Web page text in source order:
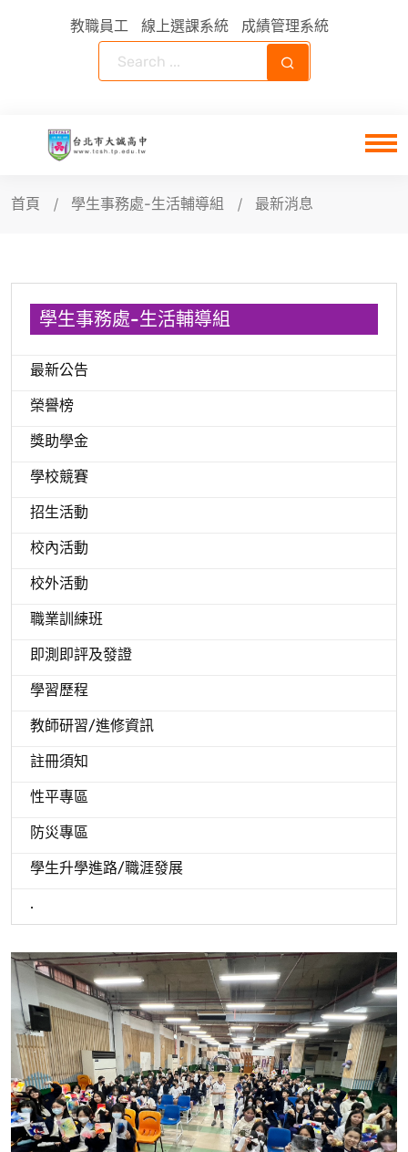
教職員工 線上選課系統 成績管理系統
首頁 學生事務處-生活輔導組 最新消息
學生事務處-生活輔導組
最新公告
榮譽榜
獎助學金
學校競賽
招生活動
校內活動
校外活動
職業訓練班
即測即評及發證
學習歷程
教師研習/進修資訊
註冊須知
性平專區
防災專區
學生升學進路/職涯發展
.